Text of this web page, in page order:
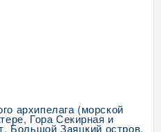
архипелага (морской
Гора Секирная и
Большой Заяцкий остров,